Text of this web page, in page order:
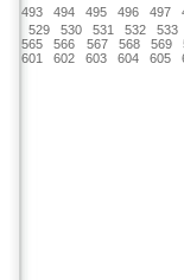
493
494 495 496 497
529
530 531 532 533
565
566 567 568 569
601
602 603 604 605